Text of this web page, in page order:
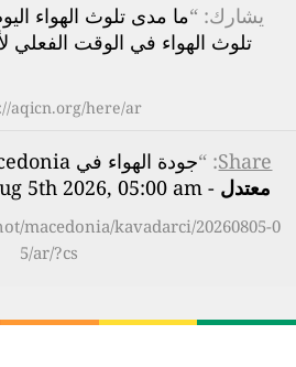
يشارك: “ما مدى تلوث الهواء
تلوث الهواء في الوقت الفعلي لأكثر
aqicn.org/here/ar/
Share
: “جودة الهواء في Kavadarci, Macedonia هي
معتدل- on Wednesday, Aug 5th 2026, 05:00 am
macedonia/kavadarci/20260805-0
5/ar/?cs